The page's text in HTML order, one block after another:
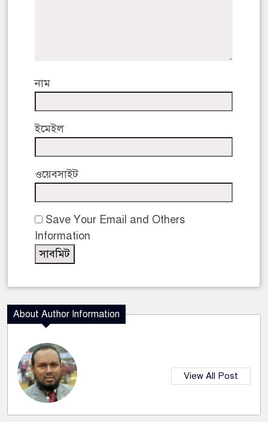
নাম
ইমেইল
ওয়েবসাইট
Save Your Email and Others
Information
About Author Information
View All Post